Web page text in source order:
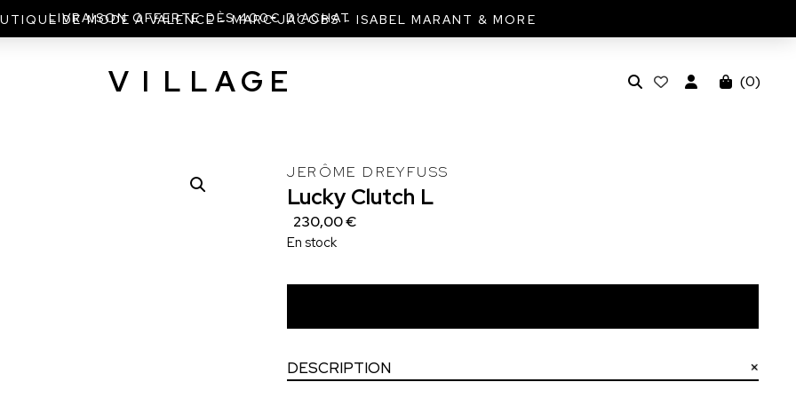
DE MODE À VALENCE - MARC JACOBS - ISABEL MARANT & MORE
LIVRAISON OFFERTE DÈS 400€ D'ACHAT
V I L L AG E (0)
JERÔME DREYFUSS
Lucky Clutch L
230,00 €
En stock
DESCRIPTION